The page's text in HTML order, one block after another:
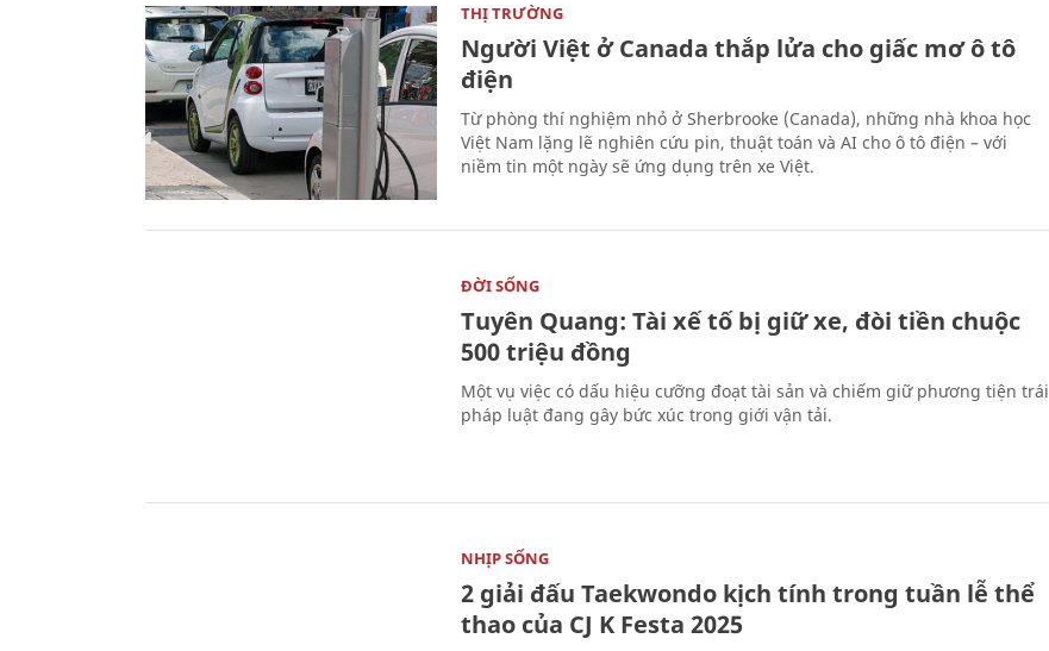
THỊ TRƯỜNG
Người Việt ở Canada thắp lửa cho giấc mơ ô tô
điện
Từ phòng thí nghiệm nhỏ ở Sherbrooke (Canada), những nhà khoa học
Việt Nam lặng lẽ nghiên cứu pin, thuật toán và AI cho ô tô điện – với
niềm tin một ngày sẽ ứng dụng trên xe Việt.
ĐỜI SỐNG
Tuyên Quang: Tài xế tố bị giữ xe, đòi tiền chuộc
500 triệu đồng
Một vụ việc có dấu hiệu cưỡng đoạt tài sản và chiếm giữ phương tiện trái
pháp luật đang gây bức xúc trong giới vận tải.
NHỊP SỐNG
2 giải đấu Taekwondo kịch tính trong tuần lễ thể
thao của CJ K Festa 2025